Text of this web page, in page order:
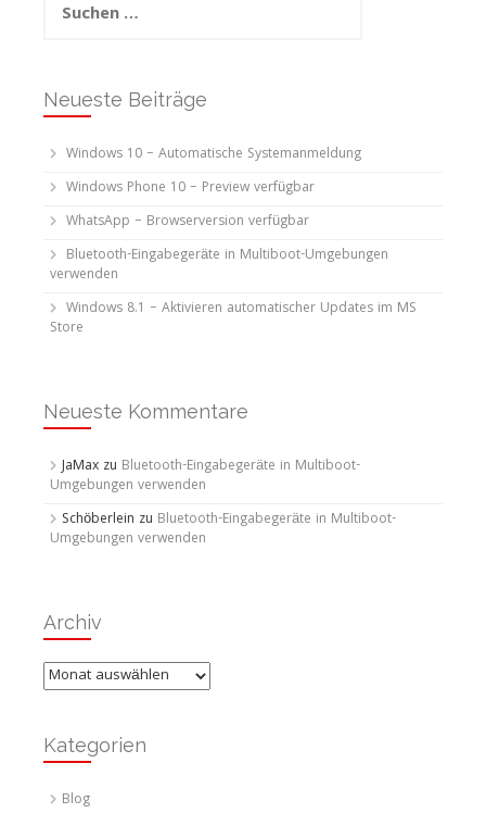
nach:
Neueste Beiträge
Windows 10 – Automatische Systemanmeldung
Windows Phone 10 – Preview verfügbar
WhatsApp – Browserversion verfügbar
Bluetooth-Eingabegeräte in Multiboot-Umgebungen
verwenden
Windows 8.1 – Aktivieren automatischer Updates im MS
Store
Neueste Kommentare
JaMax zu Bluetooth-Eingabegeräte in Multiboot-
Umgebungen verwenden
Schöberlein zu Bluetooth-Eingabegeräte in Multiboot-
Umgebungen verwenden
Archiv
Archiv
Kategorien
Blog